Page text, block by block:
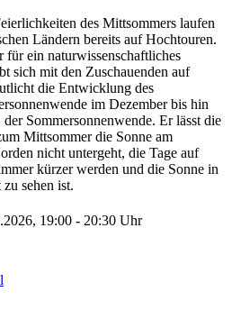
des Mittsommers laufen
Ländern bereits auf Hochtouren.
ein naturwissenschaftliches
sich mit den Zuschauenden auf
die Entwicklung des
im Dezember bis hin
der Sommersonnenwende. Er lässt die
Mittsommer die Sonne am
nicht untergeht, die Tage auf
kürzer werden und die Sonne in
sehen ist.
19:00 - 20:30 Uhr